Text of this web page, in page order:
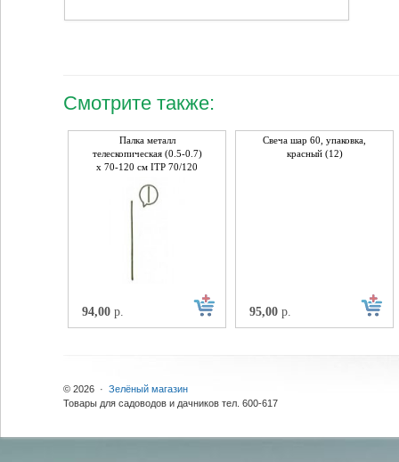
Смотрите также:
Палка металл
телескопическая (0.5-0.7)
x 70-120 см ITP 70/120
94,00 р.
Свеча шар 60, упаковка,
красный (12)
95,00 р.
© 2026 · Зелёный магазин
Товары для садоводов и дачников тел. 600-617